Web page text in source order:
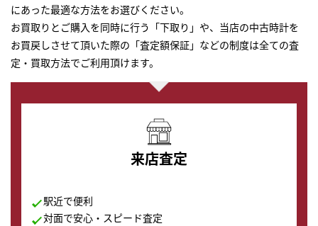
にあった最適な方法をお選びください。
お買取りとご購入を同時に行う「下取り」や、当店の中古時計を
お買戻しさせて頂いた際の「査定額保証」などの制度は全ての査
定・買取方法でご利用頂けます。
来店査定
駅近で便利
対面で安心・スピード査定